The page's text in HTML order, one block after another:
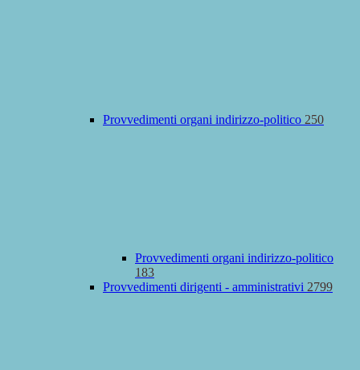
Provvedimenti organi indirizzo-politico 250
Provvedimenti organi indirizzo-politico
183
Provvedimenti dirigenti - amministrativi 2799